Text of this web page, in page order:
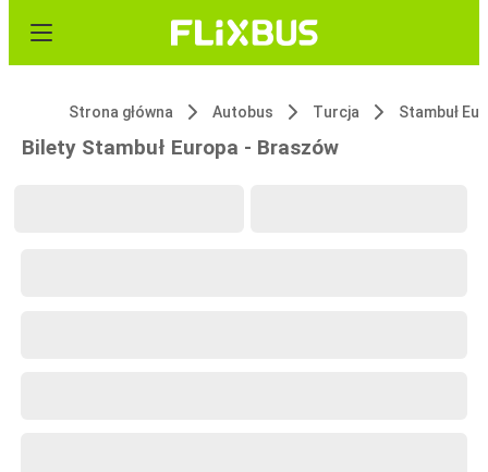
Strona główna Autobus Turcja Stambuł
Bilety Stambuł Europa - Braszów